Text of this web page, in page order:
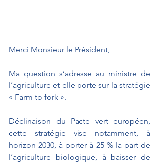
Merci Monsieur le Président,
Ma question s’adresse au ministre de
l’agriculture et elle porte sur la stratégie
« Farm to fork ».
Déclinaison du Pacte vert européen,
cette stratégie vise notamment,
à
horizon 2030, à porter à 25 % la part de
l’agriculture biologique, à baisser de